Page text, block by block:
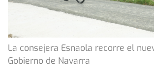
La consejera Esnaola recorre el
Gobierno de Navarra